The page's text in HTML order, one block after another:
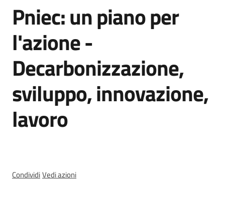
Servizi
della
Sede
Conferenze
interistituzionali
Temi
Menu selezionato
Salta al contenuto
Pniec: un piano per
l'azione -
Decarbonizzazione,
sviluppo, innovazione,
lavoro
CondividiVedi azioni